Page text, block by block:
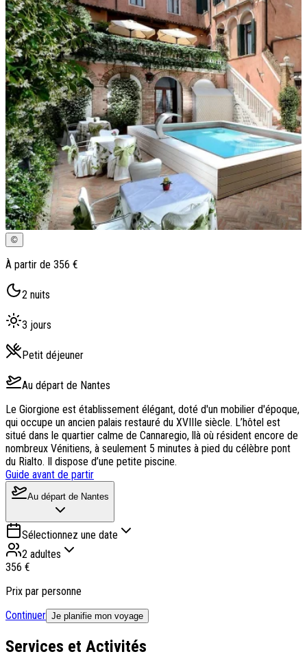
Notre histoire
Pourquoi voyager avec nous ?
Tourisme responsable
Nos brochures
Contactez-nous
Satisfaction client
Rejoignez-nous
©
À partir de 356 €
2 nuits
3 jours
Petit déjeuner
Au départ de Nantes
Le Giorgione est établissement élégant, doté d'un mobilier d'époque,
qui occupe un ancien palais restauré du XVIIIe siècle. L’hôtel est
situé dans le quartier calme de Cannaregio, llà où résident encore de
nombreux Vénitiens, à seulement 5 minutes à pied du célèbre pont
du Rialto. Il dispose d’une petite piscine.
Guide avant de partir
Au départ de Nantes
Sélectionnez une date
2 adultes
356 €
Prix par personne
Continuer Je planifie mon voyage
Services et Activités